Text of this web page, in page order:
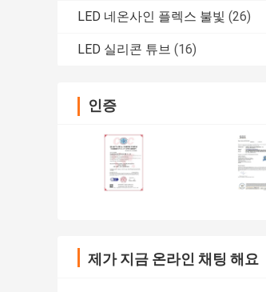
LED 네온사인 플렉스 불빛 (26)
LED 실리콘 튜브 (16)
인증
제가 지금 온라인 채팅 해요